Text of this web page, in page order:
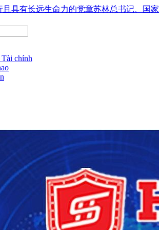
主席会见东盟国家驻河内使节：共同建设
chính